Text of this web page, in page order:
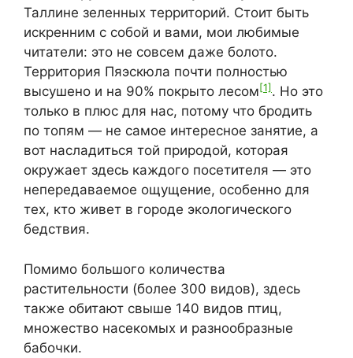
Таллине зеленных территорий. Стоит быть
искренним с собой и вами, мои любимые
читатели: это не совсем даже болото.
Территория Пяэскюла почти полностью
высушено и на 90% покрыто лесом[1] . Но это
только в плюс для нас, потому что бродить
по топям — не самое интересное занятие, а
вот насладиться той природой, которая
окружает здесь каждого посетителя — это
непередаваемое ощущение, особенно для
тех, кто живет в городе экологического
бедствия.
Помимо большого количества
растительности (более 300 видов), здесь
также обитают свыше 140 видов птиц,
множество насекомых и разнообразные
бабочки.